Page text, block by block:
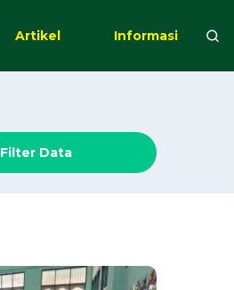
Artikel Informasi
Filter Data